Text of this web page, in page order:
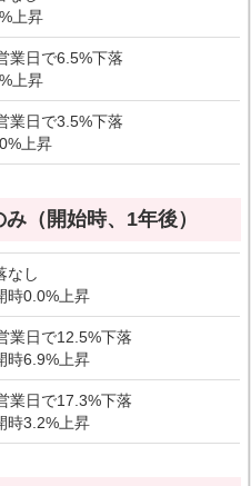
上昇
業日で6.5%下落
上昇
業日で3.5%下落
上昇
（開始時、1年後）
なし
時0.0%上昇
業日で12.5%下落
時6.9%上昇
業日で17.3%下落
時3.2%上昇